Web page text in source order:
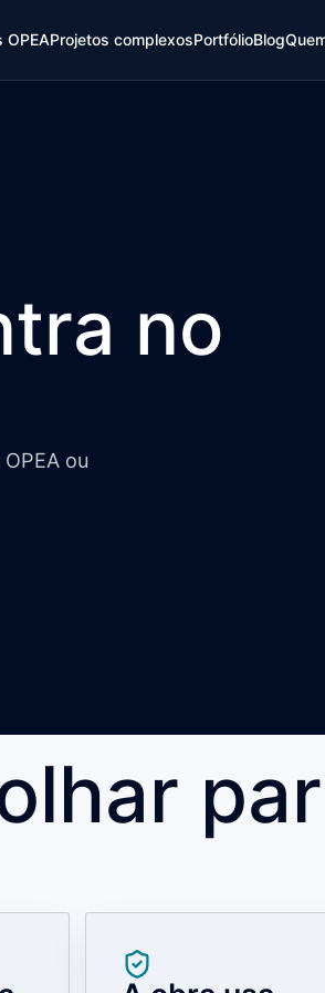
OPEAProjetos complexosPortfólioBlog
no
ou